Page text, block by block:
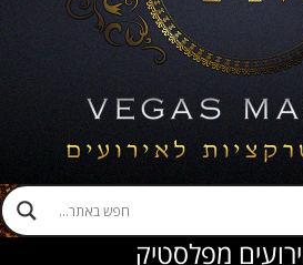
מפלסטיק